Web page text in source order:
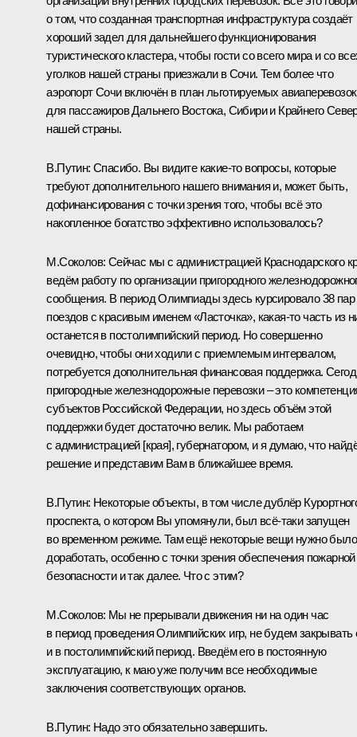
о том, что созданная транспортная инфраструктура создаёт
хороший задел для дальнейшего функционирования
туристического кластера, чтобы гости со всего мира и со
уголков нашей страны приезжали в Сочи. Тем более что
аэропорт Сочи включён в план льготируемых авиаперевозок
для пассажиров Дальнего Востока, Сибири и Крайнего
нашей страны.
В.Путин: Спасибо. Вы видите какие‑то вопросы, которые
требуют дополнительного нашего внимания и, может быть,
дофинансирования с точки зрения того, чтобы всё это
накопленное богатство эффективно использовалось?
М.Соколов: Сейчас мы с администрацией Краснодарского
ведём работу по организации пригородного
сообщения. В период Олимпиады здесь курсировало 38 пар
поездов с красивым именем «Ласточка», какая‑то часть из
останется в постолимпийский период. Но совершенно
очевидно, чтобы они ходили с приемлемым интервалом,
потребуется дополнительная финансовая поддержка.
пригородные железнодорожные перевозки – это
субъектов Российской Федерации, но здесь объём этой
поддержки будет достаточно велик. Мы работаем
с администрацией [края], губернатором, и я думаю, что
решение и представим Вам в ближайшее время.
В.Путин: Некоторые объекты, в том числе дублёр
проспекта, о котором Вы упомянули, был всё‑таки запущен
во временном режиме. Там ещё некоторые вещи нужно было
доработать, особенно с точки зрения обеспечения пожарной
безопасности и так далее. Что с этим?
М.Соколов: Мы не прерывали движения ни на один час
в период проведения Олимпийских игр, не будем закрывать
и в постолимпийский период. Введём его в постоянную
эксплуатацию, к маю уже получим все необходимые
заключения соответствующих органов.
В.Путин: Надо это обязательно завершить.